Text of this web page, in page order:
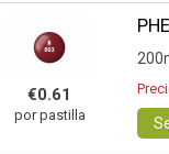
€0.61
por pastilla